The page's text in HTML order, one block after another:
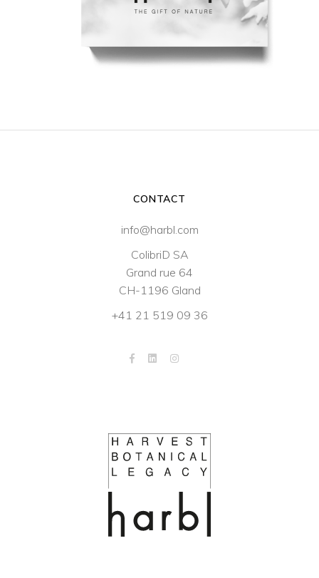
CONTACT
info@harbl.com
ColibriD SA
Grand rue 64
CH-1196 Gland
+41 21 519 09 36